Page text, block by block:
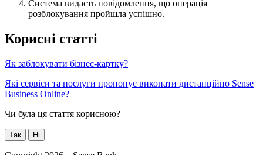
Cистема видасть повідомлення, що операція
розблокування пройшла успішно.
Корисні статті
Як заблокувати бізнес-картку?
Які сервіси та послуги пропонує виконати дистанційно Sense
Business Online?
Чи була ця стаття корисною?
Так Ні